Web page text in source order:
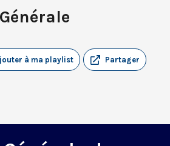
Partager
à ma playlist